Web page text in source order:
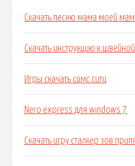
Скачать песню мама моей
Скачать инструкцию к
Игры скачать симс сити
Nero express для windows 7
Скачать игру сталкер зов